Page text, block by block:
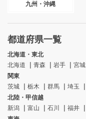
九州・沖縄
都道府県一覧
北海道・東北
北海道
青森 岩手 宮城
関東
茨城
栃木 群馬 埼玉
北陸・甲信越
新潟
富山 石川 福井